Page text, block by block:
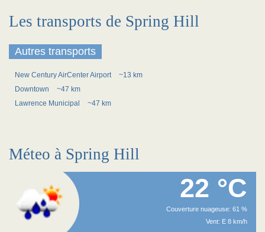
Les transports de Spring Hill
Autres transports
New Century AirCenter Airport
~13 km
Downtown
~47 km
Lawrence Municipal
~47 km
Méteo à Spring Hill
22 °C
Couverture nuageuse: 61 %
Vent: E 8 km/h